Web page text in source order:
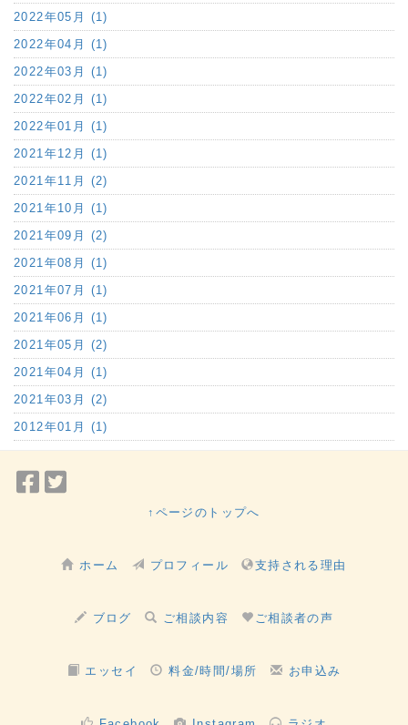
2022年05月 (1)
2022年04月 (1)
2022年03月 (1)
2022年02月 (1)
2022年01月 (1)
2021年12月 (1)
2021年11月 (2)
2021年10月 (1)
2021年09月 (2)
2021年08月 (1)
2021年07月 (1)
2021年06月 (1)
2021年05月 (2)
2021年04月 (1)
2021年03月 (2)
2012年01月 (1)
Facebook
ェ
↑ページのトップへ
ホーム プロフィール 支持される理由
ブログ ご相談内容 ご相談者の声
エッセイ 料金/時間/場所 お申込み